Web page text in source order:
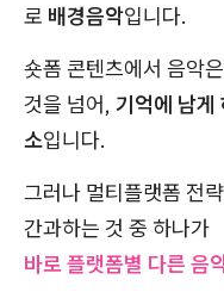
로 배경음악입니다.
숏폼 콘텐츠에서 음악
것을 넘어, 기억에 남게
소입니다.
그러나 멀티플랫폼 전
간과하는 것 중 하나가
바로 플랫폼별 다른 음